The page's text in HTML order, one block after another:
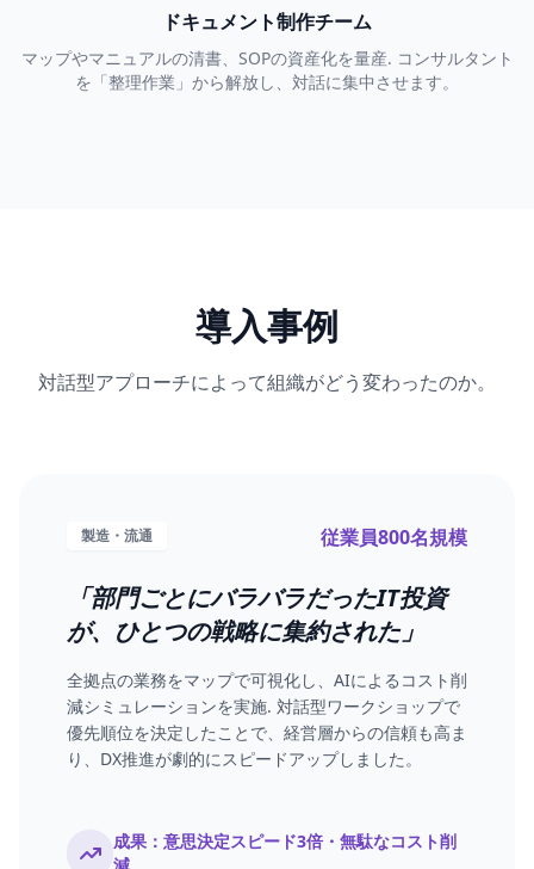
ドキュメント制作チーム
マップやマニュアルの清書、SOPの資産化を量産. コンサルタント
を「整理作業」から解放し、対話に集中させます。
導入事例
対話型アプローチによって組織がどう変わったのか。
製造・流通 従業員800名規模
「部門ごとにバラバラだったIT投資
が、ひとつの戦略に集約された」
全拠点の業務をマップで可視化し、AIによるコスト削
減シミュレーションを実施. 対話型ワークショップで
優先順位を決定したことで、経営層からの信頼も高ま
り、DX推進が劇的にスピードアップしました。
成果：意思決定スピード3倍・無駄なコスト削